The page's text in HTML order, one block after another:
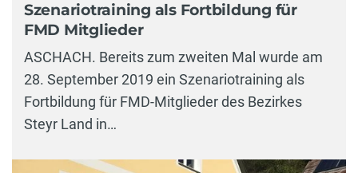
Szenariotraining als Fortbildung für
FMD Mitglieder
ASCHACH. Bereits zum zweiten Mal wurde am
28. September 2019 ein Szenariotraining als
Fortbildung für FMD-Mitglieder des Bezirkes
Steyr Land in…